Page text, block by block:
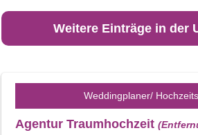
Weitere Einträge in der
Weddingplaner/
Agentur Traumhochzeit